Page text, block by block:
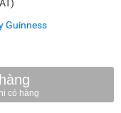
Guinness